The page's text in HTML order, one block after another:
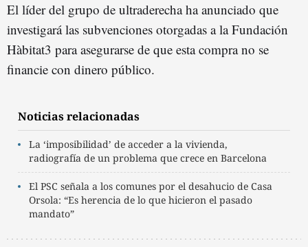
El líder del grupo de ultraderecha ha anunciado que
investigará las subvenciones otorgadas a la Fundación
Hàbitat3 para asegurarse de que esta compra no se
financie con dinero público.
Noticias relacionadas
La ‘imposibilidad’ de acceder a la vivienda,
radiografía de un problema que crece en Barcelona
El PSC señala a los comunes por el desahucio de Casa
Orsola: “Es herencia de lo que hicieron el pasado
mandato”